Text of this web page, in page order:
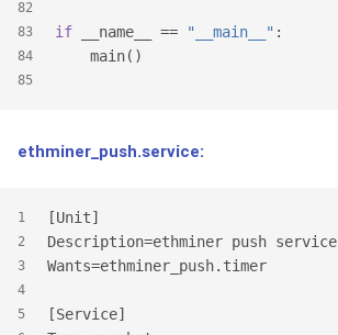
82
83
84
85
if __name__ == "__main__" :
    main()
ethminer_push.service:
1
2
3
4
5
[Unit]
Description=ethminer push service
Wants=ethminer_push.timer
[Service]